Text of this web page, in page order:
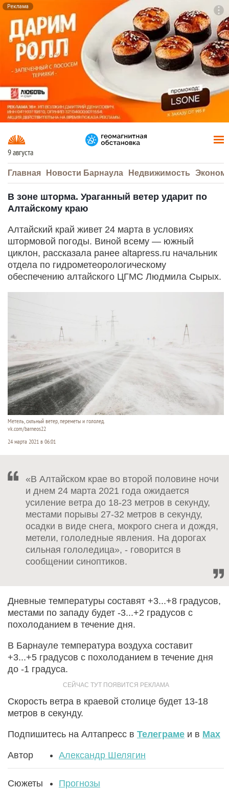
Реклама
9 августа
Главная Новости Барнаула Недвижимость
В зоне шторма. Ураганный ветер ударит по
Алтайскому краю
Алтайский край живет 24 марта в условиях
штормовой погоды. Виной всему — южный
циклон, рассказала ранее altapress.ru начальник
отдела по гидрометеорологическому
обеспечению алтайского ЦГМС Людмила Сырых.
Метель, сильный ветер, переметы и гололед.
vk.com/barneos22
24 марта 2021 в 06:01
«В Алтайском крае во второй половине ночи
и днем 24 марта 2021 года ожидается
усиление ветра до 18-23 метров в секунду,
местами порывы 27-32 метров в секунду,
осадки в виде снега, мокрого снега и дождя,
метели, гололедные явления. На дорогах
сильная гололедица», - говорится в
сообщении синоптиков.
Дневные температуры составят +3...+8 градусов,
местами по западу будет -3...+2 градусов с
похолоданием в течение дня.
В Барнауле температура воздуха составит
+3...+5 градусов с похолоданием в течение дня
до -1 градуса.
Скорость ветра в краевой столице будет 13-18
метров в секунду.
Подпишитесь на Алтапресс в Телеграме и в Max
Автор Александр Шелягин
Сюжеты
Прогнозы